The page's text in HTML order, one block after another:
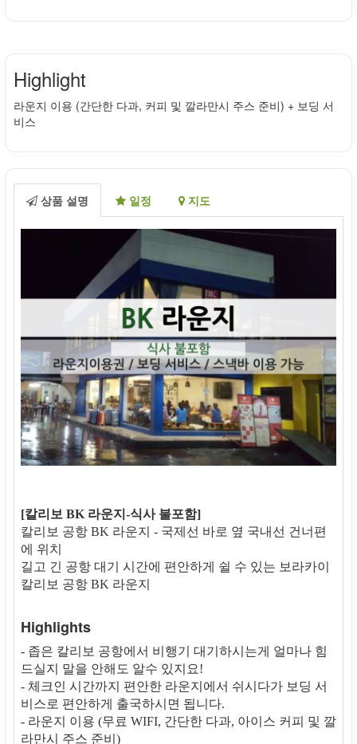
Highlight
라운지 이용 (간단한 다과, 커피 및 깔라만시 주스 준비) + 보딩 서
비스
상품 설명 일정 지도
[칼리보 BK 라운지-식사 불포함]
칼리보 공항 BK 라운지 - 국제선 바로 옆 국내선 건너편
에 위치
길고 긴 공항 대기 시간에 편안하게 쉴 수 있는 보라카이
칼리보 공항 BK 라운지
Highlights
- 좁은 칼리보 공항에서 비행기 대기하시는게 얼마나 힘
드실지 말을 안해도 알수 있지요!
- 체크인 시간까지 편안한 라운지에서 쉬시다가 보딩 서
비스로 편안하게 출국하시면 됩니다.
- 라운지 이용 (무료 WIFI, 간단한 다과, 아이스 커피 및 깔
라만시 주스 준비)